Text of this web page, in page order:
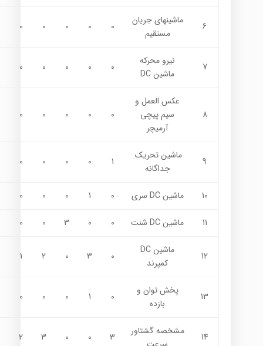
6
ماشينهاي جريان
مستقيم
0
0
0
0
0
7
نيرو محركه
ماشين DC
0
0
0
0
0
8
عكس العمل و
سيم پيچي
آرميچر
0
0
0
0
0
9
ماشين تحريک
جداگانه
1
0
0
0
0
10 ماشين DC سري 0
1
0
0
0
11 ماشين DC شنت 0
0
3
0
0
12
ماشين DC
کمپرند
0
3
0
2
1
13
پخش توان و
بازده
0
1
0
0
0
14
مشخصه گشتاور
3
0
0
3
2